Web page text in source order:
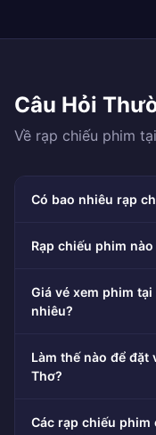
Câu Hỏi
Về rạp chiếu phim
Có bao nhiêu rạp
Rạp chiếu phim
Giá vé xem phim tại
nhiêu?
Làm thế nào để đặt
Thơ?
Các rạp chiếu phim